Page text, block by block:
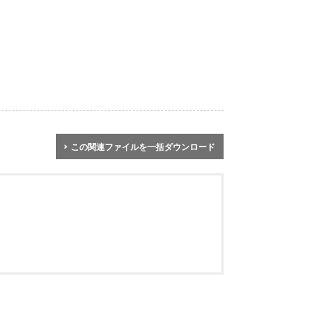
この関連ファイルを一括ダウンロード